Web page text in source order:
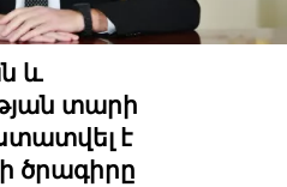
և
տարի
է
ծրագիրը